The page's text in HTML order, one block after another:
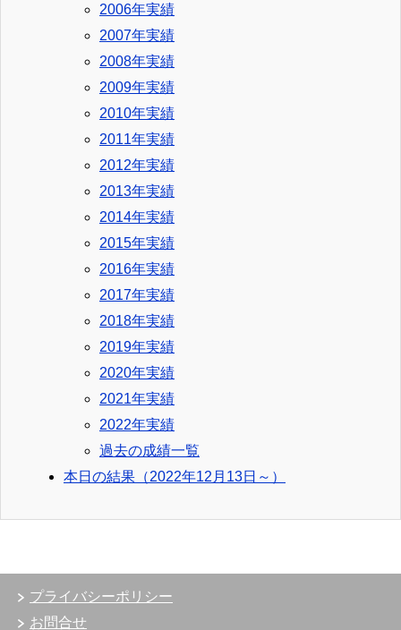
2006年実績
2007年実績
2008年実績
2009年実績
2010年実績
2011年実績
2012年実績
2013年実績
2014年実績
2015年実績
2016年実績
2017年実績
2018年実績
2019年実績
2020年実績
2021年実績
2022年実績
過去の成績一覧
本日の結果（2022年12月13日～）
プライバシーポリシー
お問合せ